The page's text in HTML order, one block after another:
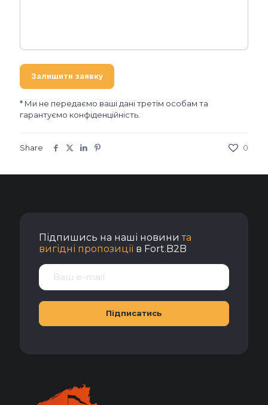
* Ми не передаємо ваші дані третім особам та
гарантуємо конфіденційність.
Share 0
Підпишись на наші новинита
вигідні пропозиції в Fort.B2B